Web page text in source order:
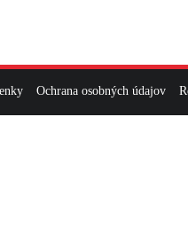
Ochrana osobných údajov